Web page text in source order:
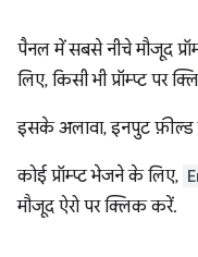
पैनल में सबसे नीचे मौजूद
लिए, किसी भी प्रॉम्प्ट पर
इसके अलावा, इनपुट फ़ील्ड में
कोई प्रॉम्प्ट भेजने के लिए,
मौजूद ऐरो पर क्लिक करें.